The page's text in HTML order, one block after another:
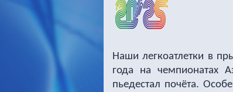
Наши легкоатлетки в
года на чемпионатах
пьедестал почёта.